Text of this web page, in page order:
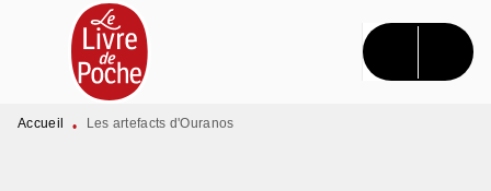
MENU RECHERCHE CONTENU
PIED DE PAGE
Accueil • Les artefacts d'Ouranos